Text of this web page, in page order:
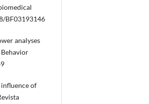
BF03193146
analyses
Behavior
influence of